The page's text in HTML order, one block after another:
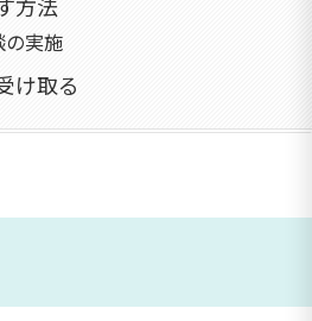
の実施
け取る